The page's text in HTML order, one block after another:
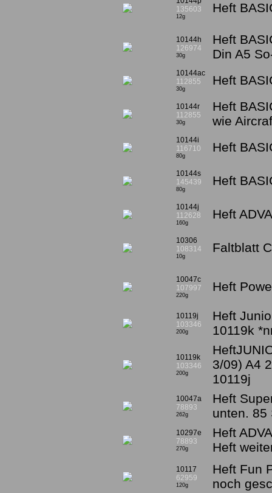
135603
12g
Heft
10144h
126974
30g
Heft
Din A5
10144ac
112855
30g
Heft
10144r
112855
30g
Heft
wie
10144i
116710
80g
Heft
10144s
145439
80g
Heft
10144j
112628
160g
Heft
10306
108314
10g
Faltblatt
10047c
107997
220g
Heft
10119j
103346
200g
Heft
10119k
10119k
103346
200g
3/09) A4
10119j
10047a
78893
262g
Heft
unten. 85
10297e
78893
270g
Heft
Heft
10117
62959
120g
Heft Fun
noch